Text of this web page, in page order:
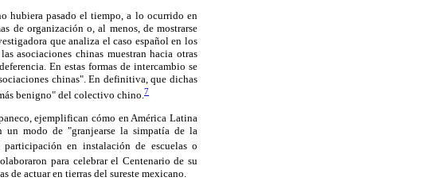
hubiera pasado el tiempo, a lo ocurrido en
de organización o, al menos, de mostrarse
que analiza el caso español en los
asociaciones chinas muestran hacia otras
En estas formas de intercambio se
chinas". En definitiva, que dichas
benigno" del colectivo chino. 7
ejemplifican cómo en América Latina
un modo de "granjearse la simpatía de la
en instalación de escuelas o
para celebrar el Centenario de su
de actuar en tierras del sureste mexicano.